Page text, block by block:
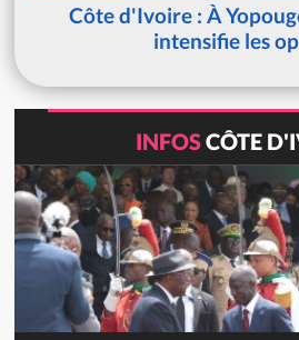
Côte d'Ivoire : À
intensifie les
INFOSCÔTE